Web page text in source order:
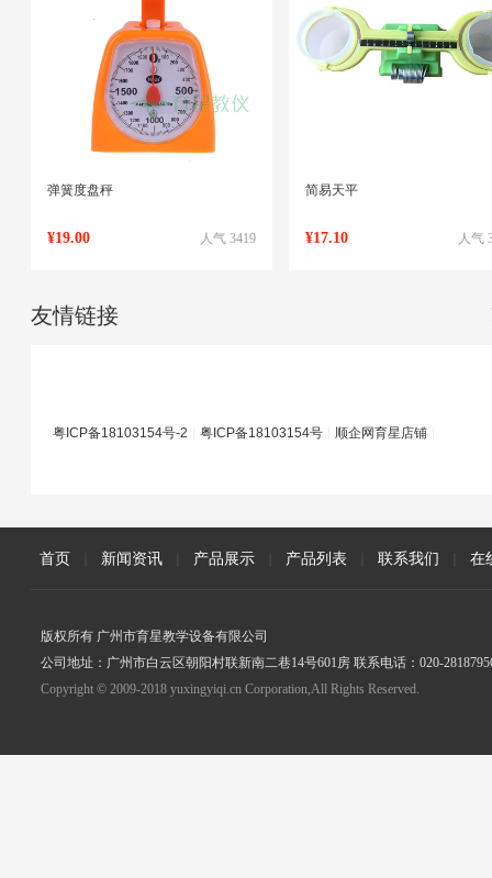
弹簧度盘秤
人气 3419
¥19.00
简易天平
人气
¥17.10
友情链接
粤ICP备18103154号-2 粤ICP备18103154号 顺企网育星店铺
首页 新闻资讯 产品展示 产品列表 联系我们 在
版权所有 广州市育星教学设备有限公司
公司地址：广州市白云区朝阳村联新南二巷14号601房 联系电话：020-
Copyright © 2009-2018 yuxingyiqi.cn Corporation,All Rights Reserved.